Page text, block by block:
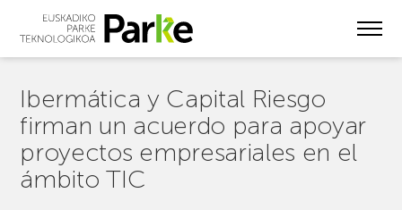
Ibermática y Capital Riesgo
firman un acuerdo para apoyar
proyectos empresariales en el
ámbito TIC